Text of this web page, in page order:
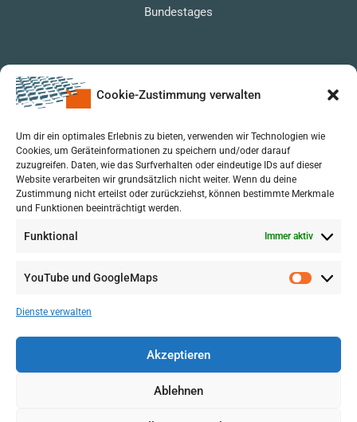
Cookie-Zustimmung verwalten
Um dir ein optimales Erlebnis zu bieten, verwenden wir Technologien wie
Cookies, um Geräteinformationen zu speichern und/oder darauf
zuzugreifen. Daten, wie das Surfverhalten oder eindeutige IDs auf dieser
Website verarbeiten wir grundsätzlich nicht weiter. Wenn du deine
Zustimmung nicht erteilst oder zurückziehst, können bestimmte Merkmale
und Funktionen beeinträchtigt werden.
Funktional Immer aktiv
YouTube und GoogleMaps
Dienste verwalten
Akzeptieren
Ablehnen
Bundestages
VERWALTUNG